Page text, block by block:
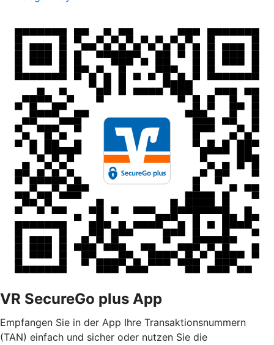
VR SecureGo plus App
Empfangen Sie in der App Ihre Transaktionsnummern
(TAN) einfach und sicher oder nutzen Sie die